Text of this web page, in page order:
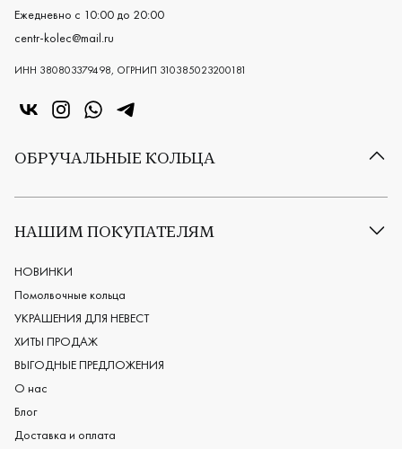
Ежедневно с 10:00 до 20:00
centr-kolec@mail.ru
ИНН 380803379498, ОГРНИП 310385023200181
«Центр колец» в VK
«Центр колец» в Instagram
«Центр колец» в Whatsapp
«Центр колец» в Telegram
ОБРУЧАЛЬНЫЕ КОЛЬЦА
Все обручальные кольца
Европейские обручальные кольца
Мужские обручальные кольца
Женские обручальные кольца
Обручальные кольца из платины
Дизайнерские обручальные кольца
Черные обручальные кольца
НАШИМ ПОКУПАТЕЛЯМ
НОВИНКИ
Помолвочные кольца
УКРАШЕНИЯ ДЛЯ НЕВЕСТ
ХИТЫ ПРОДАЖ
ВЫГОДНЫЕ ПРЕДЛОЖЕНИЯ
О нас
Блог
Доставка и оплата